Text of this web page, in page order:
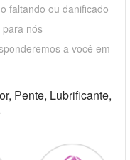
faltando ou danificado
nós
a você em
Pente, Lubrificante,